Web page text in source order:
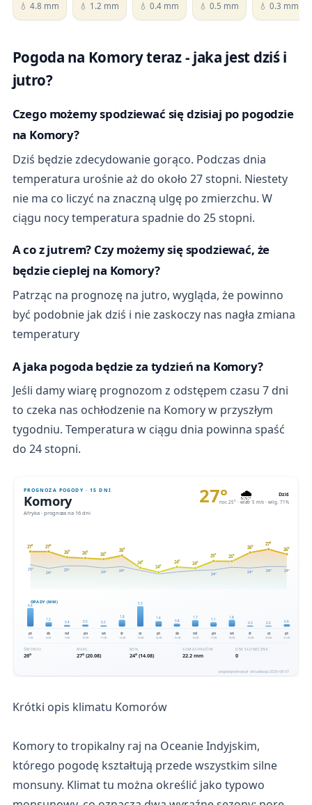
💧 4.8 mm 💧 1.2 mm 💧 0.4 mm 💧 0.5 mm 💧 0.3 mm
Pogoda na Komory teraz - jaka jest dziś i
jutro?
Czego możemy spodziewać się dzisiaj po pogodzie
na Komory?
Dziś będzie zdecydowanie gorąco. Podczas dnia
temperatura urośnie aż do około 27 stopni. Niestety
nie ma co liczyć na znaczną ulgę po zmierzchu. W
ciągu nocy temperatura spadnie do 25 stopni.
A co z jutrem? Czy możemy się spodziewać, że
będzie cieplej na Komory?
Patrząc na prognozę na jutro, wygląda, że powinno
być podobnie jak dziś i nie zaskoczy nas nagła zmiana
temperatury
A jaka pogoda będzie za tydzień na Komory?
Jeśli damy wiarę prognozom z odstępem czasu 7 dni
to czeka nas ochłodzenie na Komory w przyszłym
tygodniu. Temperatura w ciągu dnia powinna spaść
do 24 stopni.
Krótki opis klimatu Komorów
Komory to tropikalny raj na Oceanie Indyjskim,
którego pogodę kształtują przede wszystkim silne
monsuny. Klimat tu można określić jako typowo